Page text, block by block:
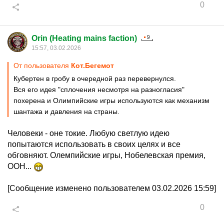
0
Orin (Heating mains faction)
15:57, 03.02.2026
От пользователя Кот.Бегемот
Кубертен в гробу в очередной раз перевернулся.
Вся его идея "сплочения несмотря на разногласия"
похерена и Олимпийские игры используются как механизм
шантажа и давления на страны.
Человеки - оне токие. Любую светлую идею
попытаются использовать в своих целях и все
обговняют. Олемпийские игры, Нобелевская премия,
ООН...
[Сообщение изменено пользователем 03.02.2026 15:59]
0